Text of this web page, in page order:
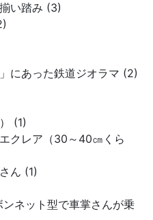
い踏み (3)
にあった鉄道ジオラマ (2)
(1)
クレア（30～40㎝くら
ん (1)
ンネット型で車掌さんが乗